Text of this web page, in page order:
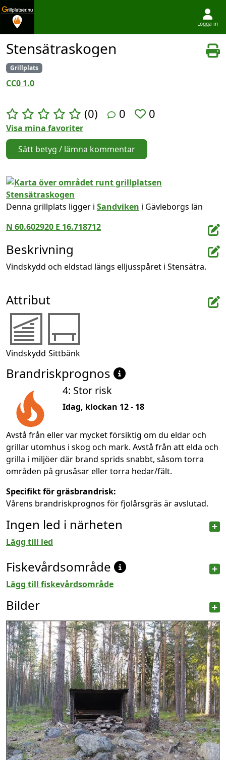
Logga in
Stensätraskogen
Grillplats
CC0 1.0
(0) 0 0
Visa mina favoriter
Sätt betyg / lämna kommentar
Denna grillplats ligger i Sandviken i Gävleborgs län
N 60.602920 E 16.718712
Beskrivning
Vindskydd och eldstad längs elljusspåret i Stensätra.
Attribut
Vindskydd Sittbänk
Brandriskprognos
4: Stor risk
Idag, klockan 12 - 18
Avstå från eller var mycket försiktig om du eldar och
grillar utomhus i skog och mark. Avstå från att elda och
grilla i miljöer där brand sprids snabbt, såsom torra
områden på grusåsar eller torra hedar/fält.
Specifikt för gräsbrandrisk:
Vårens brandriskprognos för fjolårsgräs är avslutad.
Ingen led i närheten
Lägg till led
Fiskevårdsområde
Lägg till fiskevårdsområde
Bilder